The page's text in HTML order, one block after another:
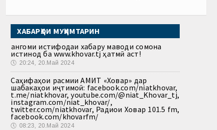
ХАБАРҲОИ МУҲИМТАРИН
Ҳангоми истифодаи хабару маводи сомона
истинод ба www.khovar.tj ҳатмӣ аст!
🕔 20:24, 20.Май 2024
Саҳифаҳои расмии АМИТ «Ховар» дар
шабакаҳои иҷтимоӣ: facebook.com/niatkhovar,
t.me/niatkhovar, youtube.com/@niat_Khovar_tj,
instagram.com/niat_khovar/,
twitter.com/niatkhovar, Радиои Ховар 101.5 fm,
facebook.com/khovarfm/
🕔 08:23, 20.Май 2024